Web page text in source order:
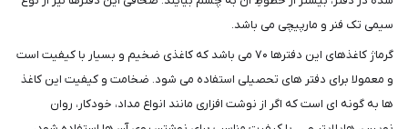
سیمی تک فنر و مارپیچی می باشد.
گرماژ کاغذهای این دفترها ۷۰ می باشد که کاغذی ضخیم و بسیار با کیفیت است
و معمولا برای دفتر های تحصیلی استفاده می شود. ضخامت و کیفیت این کاغذ
ها به گونه ای است که اگر از نوشت افزاری مانند انواع مداد، خودکار، روان